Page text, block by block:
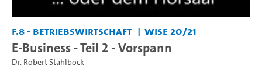
F.8 - Betriebswirtschaft WiSe 20/21
E-Business - Teil 2 - Vorspann
Dr. Robert Stahlbock